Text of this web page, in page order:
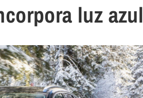
luz azul